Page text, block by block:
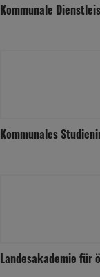
Kommunale
Kommunales
Landesakademie für